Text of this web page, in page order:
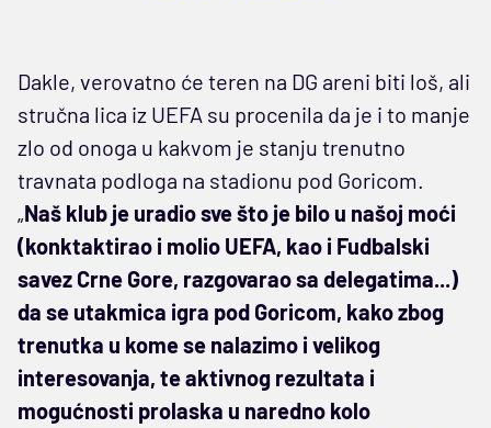
Dakle, verovatno će teren na DG areni biti loš, ali
stručna lica iz UEFA su procenila da je i to manje
zlo od onoga u kakvom je stanju trenutno
travnata podloga na stadionu pod Goricom.
„Naš klub je uradio sve što je bilo u našoj moći
(konktaktirao i molio UEFA, kao i Fudbalski
savez Crne Gore, razgovarao sa delegatima...)
da se utakmica igra pod Goricom, kako zbog
trenutka u kome se nalazimo i velikog
interesovanja, te aktivnog rezultata i
mogućnosti prolaska u naredno kolo